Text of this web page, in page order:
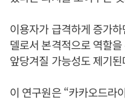
이용자가 급격하게 증가
델로서 본격적으로 역할
앞당겨질 가능성도 제기된
이 연구원은 “카카오드라